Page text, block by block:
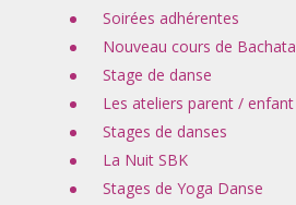
Soirées adhérentes
Nouveau cours de Bachata
Stage de danse
Les ateliers parent / enfant
Stages de danses
La Nuit SBK
Stages de Yoga Danse